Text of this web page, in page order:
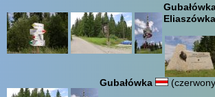
Eliaszówka
Gubałówka